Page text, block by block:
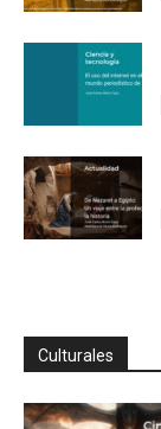
Culturales